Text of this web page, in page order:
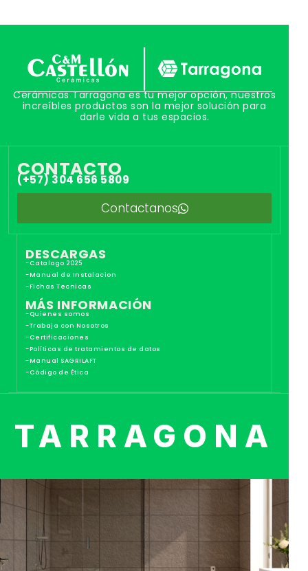
Cerámicas Tarragona es tu mejor opción, nuestros
increíbles productos son la mejor solución para
darle vida a tus espacios.
CONTACTO
(+57) 304 656 5809
Contactanos
DESCARGAS
-Catalogo 2025
-Manual de Instalacion
-Fichas Tecnicas
MÁS INFORMACIÓN
-Quienes somos
-Trabaja con Nosotros
-Certificaciones
-Políticas de tratamientos de datos
-Manual SAGRILAFT
-Código de Ética
TARRAGONA